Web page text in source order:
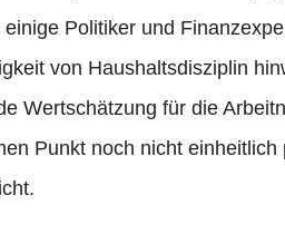
einige Politiker und
von Haushaltsdisziplin
Wertschätzung für die
Punkt noch nicht